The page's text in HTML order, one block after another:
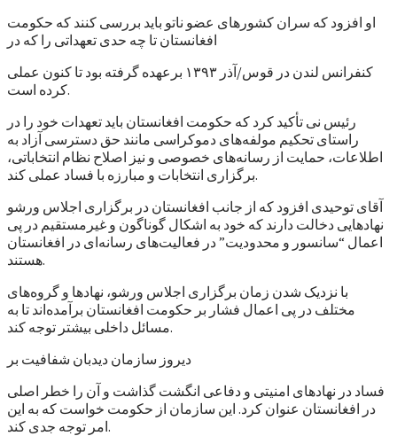
او افزود که سران کشورهای عضو ناتو باید بررسی کنند که حکومت
افغانستان تا چه حدی تعهداتی را که در
کنفرانس لندن در قوس/آذر ۱۳۹۳ برعهده گرفته بود تا کنون عملی
کرده است.
رئیس نی تأکید کرد که حکومت افغانستان باید تعهدات خود را در
راستای تحکیم مولفه‌های دموکراسی مانند حق دسترسی آزاد به
اطلاعات، حمایت از رسانه‌های خصوصی و نیز اصلاح نظام انتخاباتی،
برگزاری انتخابات و مبارزه با فساد عملی کند.
آقای توحیدی افزود که از جانب افغانستان در برگزاری اجلاس ورشو
نهادهایی دخالت دارند که خود به اشکال گوناگون و غیرمستقیم در پی
اعمال “سانسور و محدودیت” در فعالیت‌های رسانه‌ای در افغانستان
هستند.
با نزدیک شدن زمان برگزاری اجلاس ورشو، نهادها و گروه‌های
مختلف در پی اعمال فشار بر حکومت افغانستان برآمده‌اند تا به
مسائل داخلی بیشتر توجه کند.
دیروز سازمان دیدبان شفافیت بر
فساد در نهادهای امنیتی و دفاعی انگشت گذاشت و آن را خطر اصلی
در افغانستان عنوان کرد. این سازمان از حکومت خواست که به این
امر توجه جدی کند.